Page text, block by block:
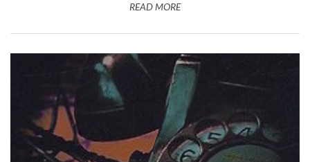
READ MORE